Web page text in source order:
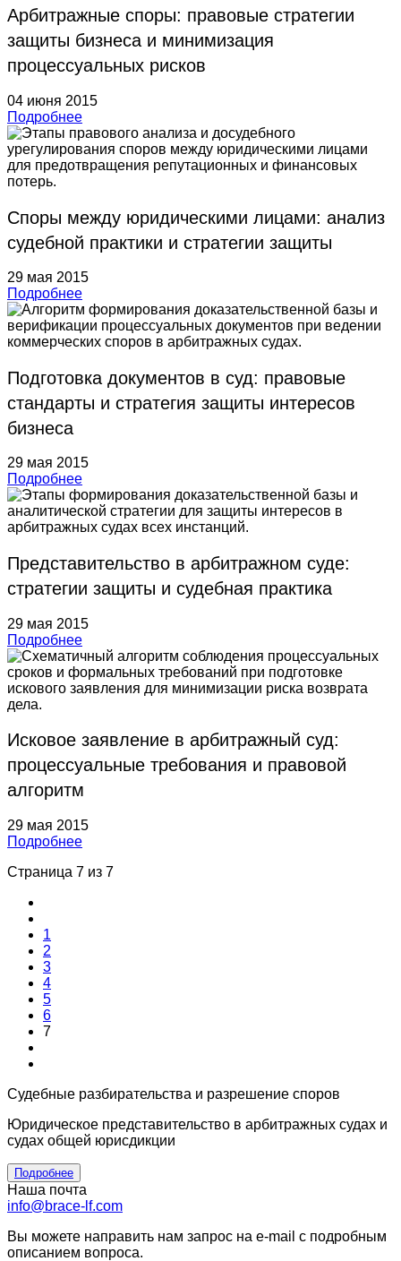
Арбитражные споры: правовые стратегии
защиты бизнеса и минимизация
процессуальных рисков
04 июня 2015
Подробнее
Споры между юридическими лицами: анализ
судебной практики и стратегии защиты
29 мая 2015
Подробнее
Подготовка документов в суд: правовые
стандарты и стратегия защиты интересов
бизнеса
29 мая 2015
Подробнее
Представительство в арбитражном суде:
стратегии защиты и судебная практика
29 мая 2015
Подробнее
Исковое заявление в арбитражный суд:
процессуальные требования и правовой
алгоритм
29 мая 2015
Подробнее
Страница 7 из 7
1
2
3
4
5
6
7
Судебные разбирательства и разрешение споров
Юридическое представительство в арбитражных судах и
судах общей юрисдикции
Подробнее
Наша почта
info@brace-lf.com
Вы можете направить нам запрос на e-mail с подробным
описанием вопроса.